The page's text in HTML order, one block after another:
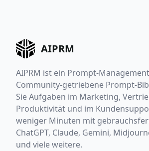
AIPRM
AIPRM ist ein Prompt-
Community-getriebene Prompt-
Sie Aufgaben im Marketing,
Produktivität und im
weniger Minuten mit
ChatGPT, Claude, Gemini,
und viele weitere.